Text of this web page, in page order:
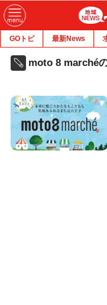
GOトピ 最新News
moto 8 marché